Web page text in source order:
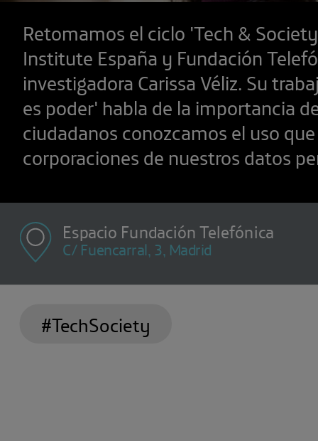
Retomamos el ciclo 'Tech &
Institute España y Fundación
investigadora Carissa Véliz. Su
es poder' habla de la importancia
ciudadanos conozcamos el uso
corporaciones de nuestros datos
Espacio Fundación Telefónica
C/ Fuencarral, 3, Madrid
#TechSociety